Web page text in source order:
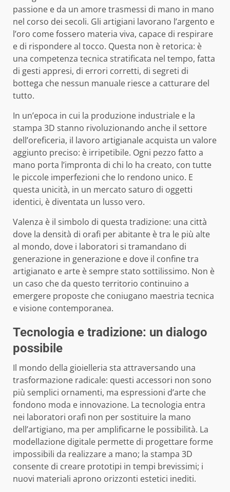
passione e da un amore trasmessi di mano in mano
nel corso dei secoli. Gli artigiani lavorano l’argento e
l’oro come fossero materia viva, capace di respirare
e di rispondere al tocco. Questa non è retorica: è
una competenza tecnica stratificata nel tempo, fatta
di gesti appresi, di errori corretti, di segreti di
bottega che nessun manuale riesce a catturare del
tutto.
In un’epoca in cui la produzione industriale e la
stampa 3D stanno rivoluzionando anche il settore
dell’oreficeria, il lavoro artigianale acquista un valore
aggiunto preciso: è irripetibile. Ogni pezzo fatto a
mano porta l’impronta di chi lo ha creato, con tutte
le piccole imperfezioni che lo rendono unico. E
questa unicità, in un mercato saturo di oggetti
identici, è diventata un lusso vero.
Valenza è il simbolo di questa tradizione: una città
dove la densità di orafi per abitante è tra le più alte
al mondo, dove i laboratori si tramandano di
generazione in generazione e dove il confine tra
artigianato e arte è sempre stato sottilissimo. Non è
un caso che da questo territorio continuino a
emergere proposte che coniugano maestria tecnica
e visione contemporanea.
Tecnologia e tradizione: un dialogo
possibile
Il mondo della gioielleria sta attraversando una
trasformazione radicale: questi accessori non sono
più semplici ornamenti, ma espressioni d’arte che
fondono moda e innovazione. La tecnologia entra
nei laboratori orafi non per sostituire la mano
dell’artigiano, ma per amplificarne le possibilità. La
modellazione digitale permette di progettare forme
impossibili da realizzare a mano; la stampa 3D
consente di creare prototipi in tempi brevissimi; i
nuovi materiali aprono orizzonti estetici inediti.